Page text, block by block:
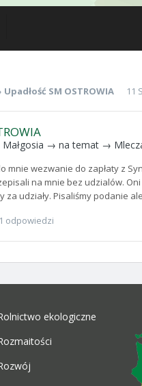
Upadłość SM OSTROWIA 11
Małgosia → na temat →
mnie wezwanie do zapłaty z
na mnie bez udzialów.
udziały. Pisaliśmy podanie
odpowiedzi
ekologiczne